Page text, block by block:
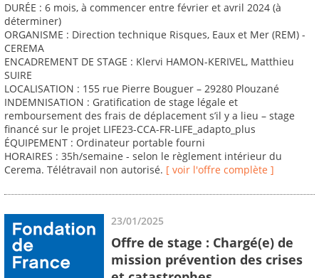
DURÉE : 6 mois, à commencer entre février et avril 2024 (à
déterminer)
ORGANISME : Direction technique Risques, Eaux et Mer (REM) -
CEREMA
ENCADREMENT DE STAGE : Klervi HAMON-KERIVEL, Matthieu
SUIRE
LOCALISATION : 155 rue Pierre Bouguer – 29280 Plouzané
INDEMNISATION : Gratification de stage légale et
remboursement des frais de déplacement s’il y a lieu – stage
financé sur le projet LIFE23-CCA-FR-LIFE_adapto_plus
ÉQUIPEMENT : Ordinateur portable fourni
HORAIRES : 35h/semaine - selon le règlement intérieur du
Cerema. Télétravail non autorisé. [ voir l'offre complète ]
23/01/2025
Offre de stage : Chargé(e) de
mission prévention des crises